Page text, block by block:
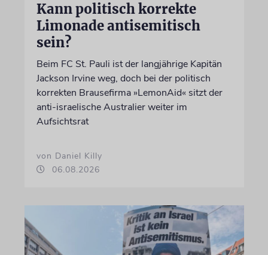
Kann politisch korrekte
Limonade antisemitisch
sein?
Beim FC St. Pauli ist der langjährige Kapitän
Jackson Irvine weg, doch bei der politisch
korrekten Brausefirma »LemonAid« sitzt der
anti-israelische Australier weiter im
Aufsichtsrat
von Daniel Killy
06.08.2026